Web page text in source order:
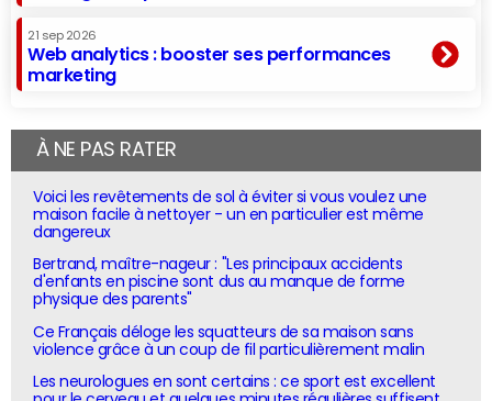
21 sep 2026
Web analytics : booster ses performances
marketing
À NE PAS RATER
Voici les revêtements de sol à éviter si vous voulez une
maison facile à nettoyer - un en particulier est même
dangereux
Bertrand, maître-nageur : "Les principaux accidents
d'enfants en piscine sont dus au manque de forme
physique des parents"
Ce Français déloge les squatteurs de sa maison sans
violence grâce à un coup de fil particulièrement malin
Les neurologues en sont certains : ce sport est excellent